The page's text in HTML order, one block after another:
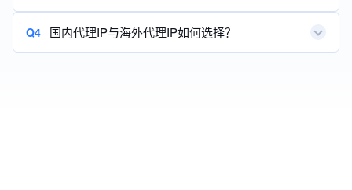
Q4 国内代理IP与海外代理IP如何选择？